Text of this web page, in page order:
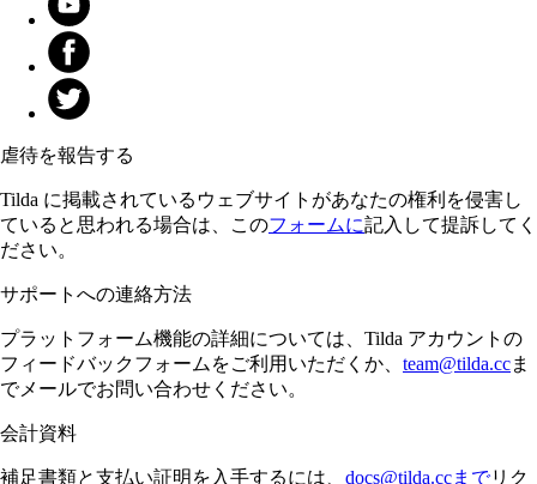
虐待を報告する
Tilda に掲載されているウェブサイトがあなたの権利を侵害し
ていると思われる場合は、このフォームに記入して提訴してく
ださい。
サポートへの連絡方法
プラットフォーム機能の詳細については、Tilda アカウントの
フィードバックフォームをご利用いただくか、 team@tilda.ccま
でメールでお問い合わせください。
会計資料
補足書類と支払い証明を入手するには、 docs@tilda.ccまでリク